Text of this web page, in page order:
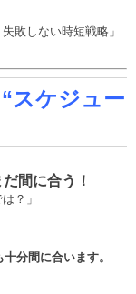
敗しない時短戦略」
スケジュー
間に合う！
？」
分間に合います。